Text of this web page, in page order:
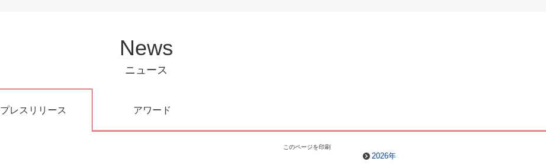
イードのこれまでの歩み
グループ会社 イードのグループ会社のご紹介
アクセス
によって、マーケッティングの課題解決を支援します。
EC事業者向けにショップ運営ASPシステムを提供しています。
広報、IR、事業提携等に関するお問合せ
News
ニュース
プレスリリース アワード
このページを印刷
2026年